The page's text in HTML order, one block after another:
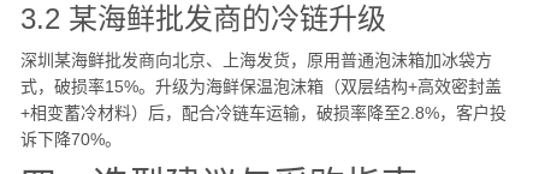
3.2 某海鲜批发商的冷链升级
深圳某海鲜批发商向北京、上海发货，原用普通泡沫箱加冰袋方
式，破损率15%。升级为海鲜保温泡沫箱（双层结构+高效密封盖
+相变蓄冷材料）后，配合冷链车运输，破损率降至2.8%，客户投
诉下降70%。